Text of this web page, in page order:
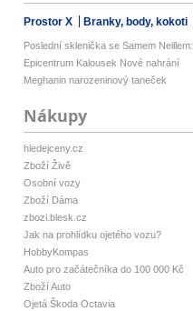
Prostor X Branky, body, kokoti
Poslední sklenička se Samem
Epicentrum Kalousek Nové nahrání
Meghanin narozeninový taneček
Nákupy
hledejceny.cz
Zboží Živě
Osobní vozy
Zboží Dáma
zbozi.blesk.cz
Jak na prohlídku ojetého vozu?
HobbyKompas
Auto pro začátečníka do 100 000 Kč
Zboží Auto
Ojetá Škoda Octavia